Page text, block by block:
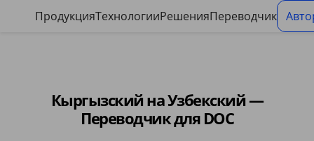
ПродукцияТехнологииРешенияПереводчик
Кыргызский на Узбекский —
Переводчик для DOC